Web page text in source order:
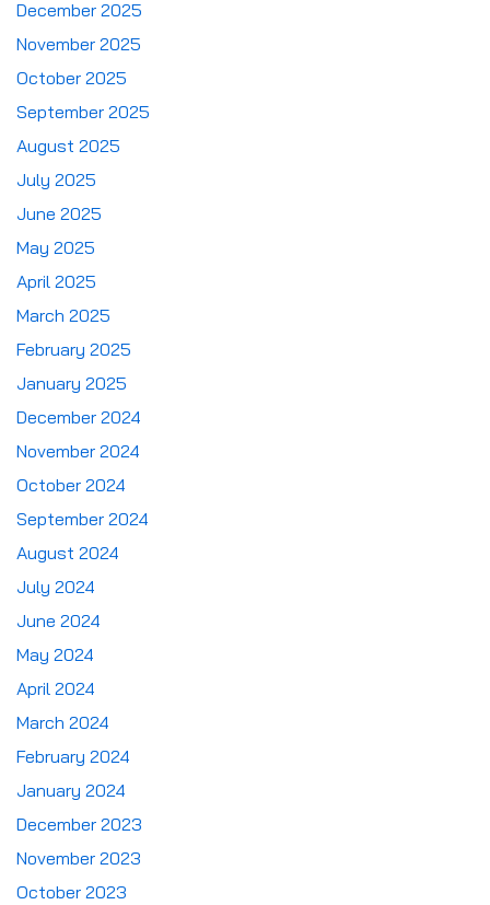
December 2025
November 2025
October 2025
September 2025
August 2025
July 2025
June 2025
May 2025
April 2025
March 2025
February 2025
January 2025
December 2024
November 2024
October 2024
September 2024
August 2024
July 2024
June 2024
May 2024
April 2024
March 2024
February 2024
January 2024
December 2023
November 2023
October 2023